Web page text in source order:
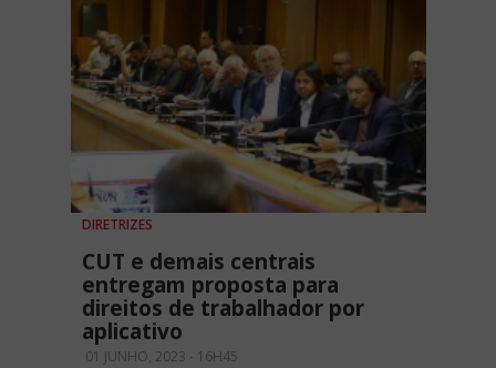
DIRETRIZES
CUT e demais centrais
entregam proposta para
direitos de trabalhador por
aplicativo
01 JUNHO, 2023 - 16H45